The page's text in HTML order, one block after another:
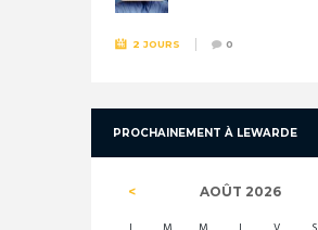
2 JOURS 0
PROCHAINEMENT À LEWARDE
AOÛT 2026